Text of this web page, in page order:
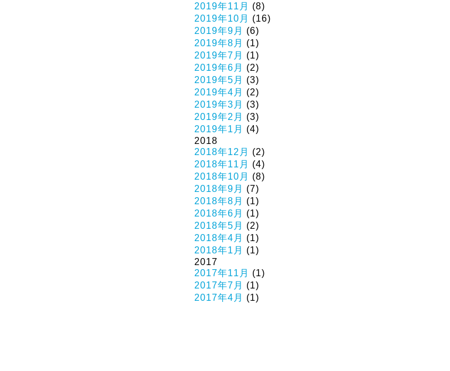
2019年11月
(8)
2019年10月
(16)
2019年9月
(6)
2019年8月
(1)
2019年7月
(1)
2019年6月
(2)
2019年5月
(3)
2019年4月
(2)
2019年3月
(3)
2019年2月
(3)
2019年1月
(4)
2018
2018年12月
(2)
2018年11月
(4)
2018年10月
(8)
2018年9月
(7)
2018年8月
(1)
2018年6月
(1)
2018年5月
(2)
2018年4月
(1)
2018年1月
(1)
2017
2017年11月
(1)
2017年7月
(1)
2017年4月
(1)